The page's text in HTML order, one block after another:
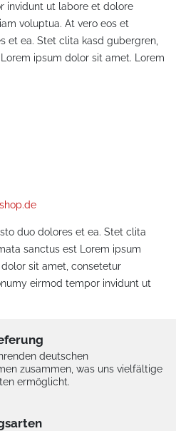
invidunt ut labore et dolore
voluptua. At vero eos et
et ea. Stet clita kasd gubergren,
ipsum dolor sit amet. Lorem
duo dolores et ea. Stet clita
sanctus est Lorem ipsum
sit amet, consetetur
eirmod tempor invidunt ut
deutschen
zusammen, was uns vielfältige
ermöglicht.